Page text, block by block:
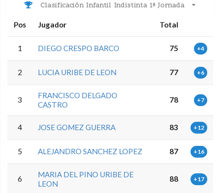
Clasificación Infantil Indistinta 1ª Jornada
Pos Jugador Total
1 DIEGO CRESPO BARCO 75 +4
2 LUCIA URIBE DE LEON 77 +6
3
FRANCISCO DELGADO
CASTRO
78 +7
4 JOSE GOMEZ GUERRA 83 +12
5 ALEJANDRO SANCHEZ LOPEZ 87 +16
6
MARIA DEL PINO URIBE DE
LEON
88 +17